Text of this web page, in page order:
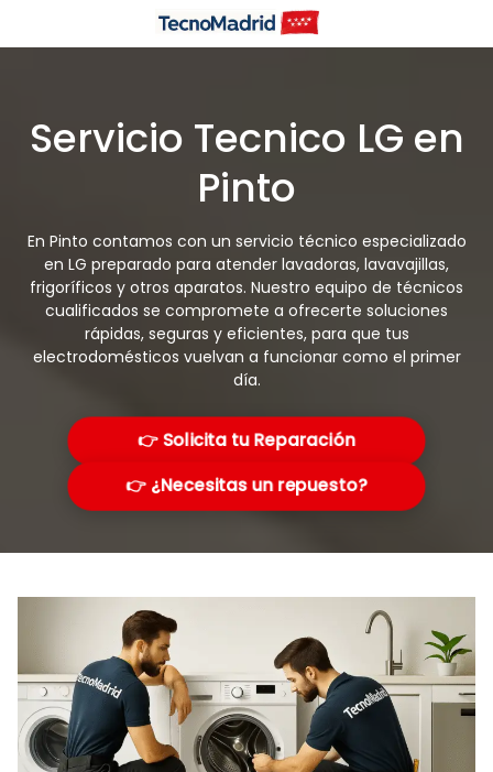
Servicio Tecnico LG en
Pinto
En Pinto contamos con un servicio técnico especializado
en LG preparado para atender lavadoras, lavavajillas,
frigoríficos y otros aparatos. Nuestro equipo de técnicos
cualificados se compromete a ofrecerte soluciones
rápidas, seguras y eficientes, para que tus
electrodomésticos vuelvan a funcionar como el primer
día.
👉 Solicita tu Reparación
👉 ¿Necesitas un repuesto?